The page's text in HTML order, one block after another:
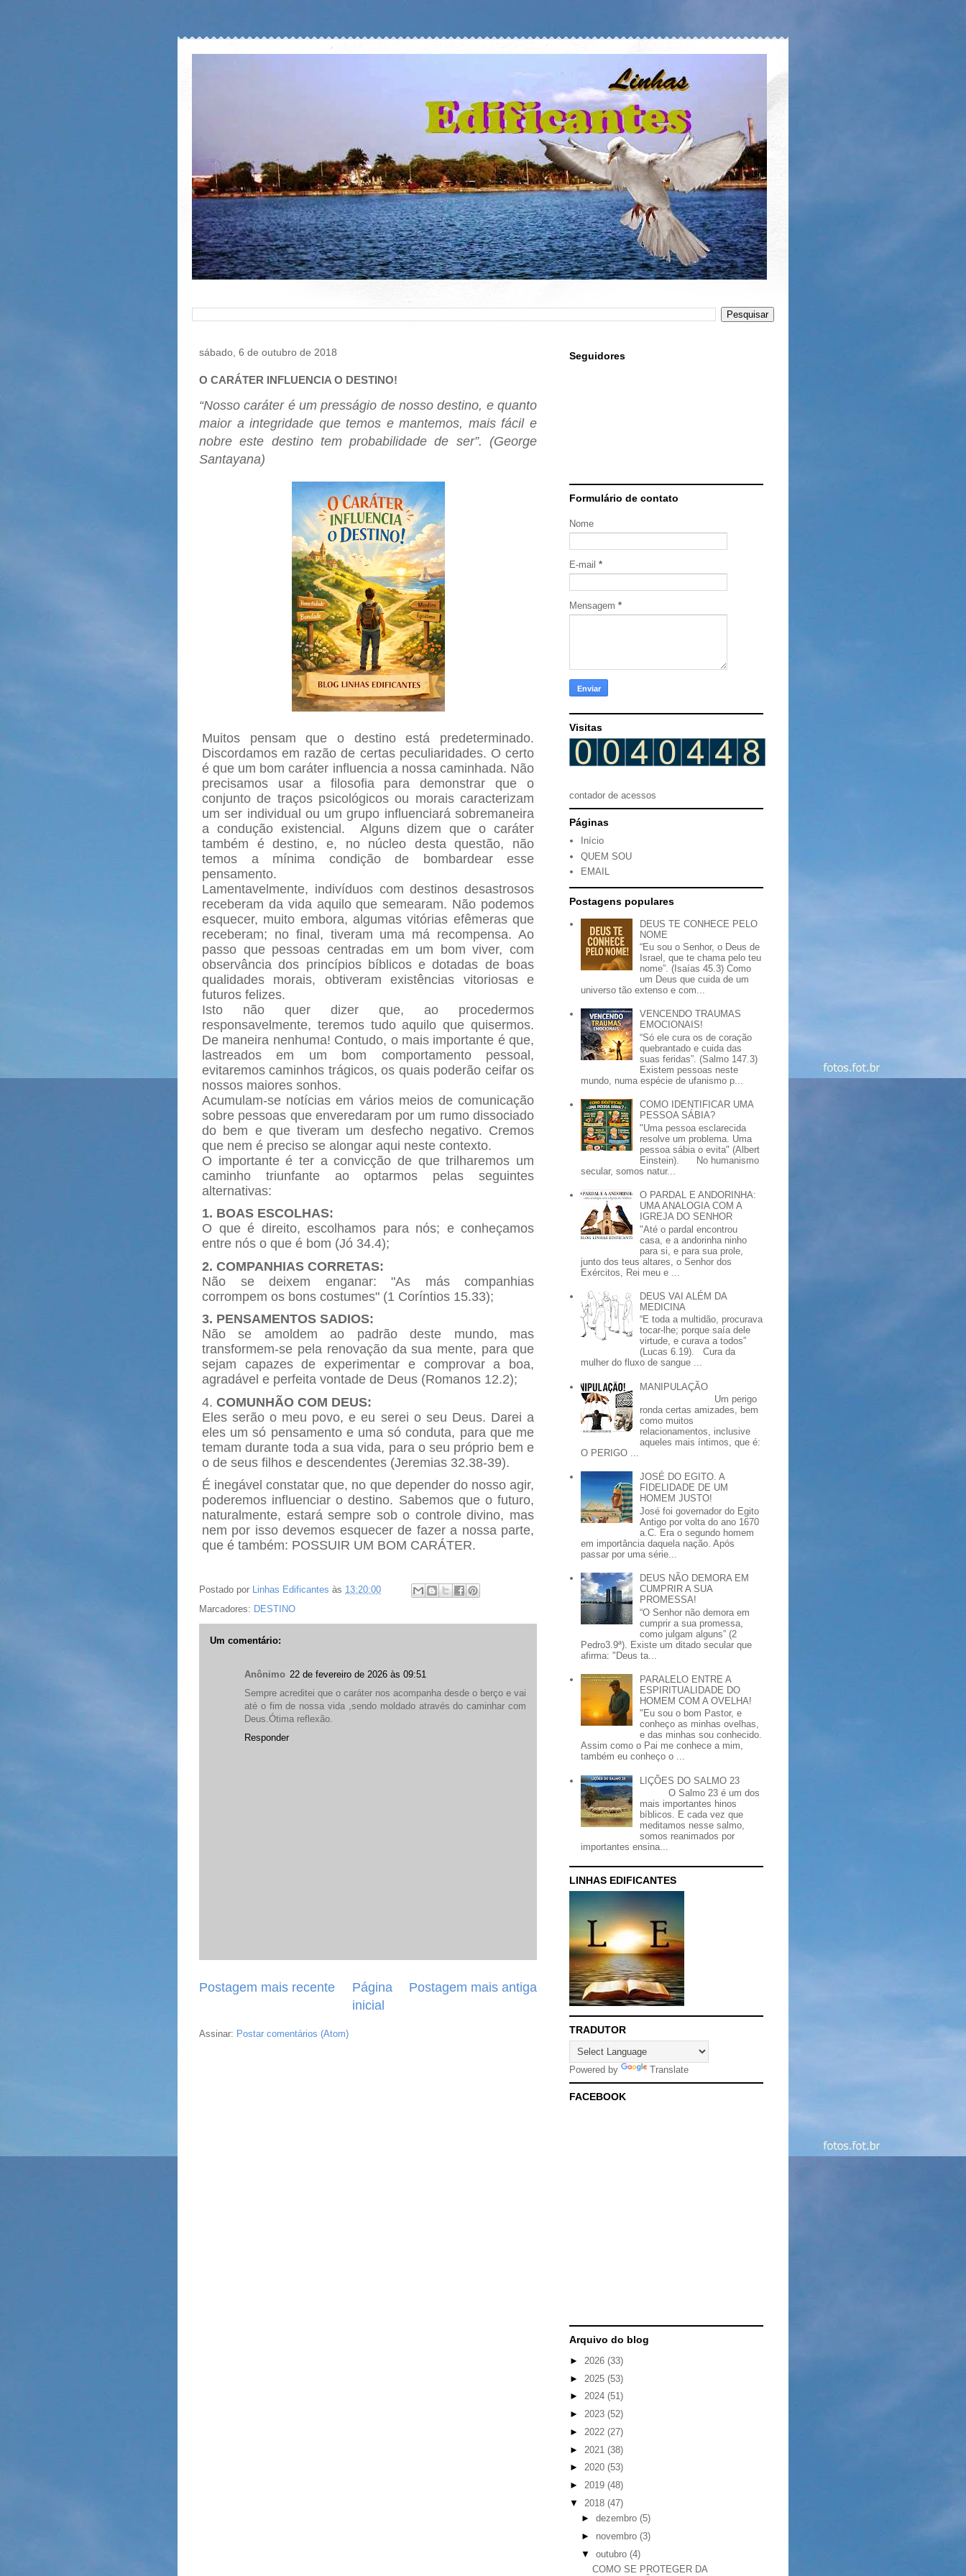
sábado, 6 de outubro de 2018
O CARÁTER INFLUENCIA O DESTINO!
“Nosso caráter é um presságio de nosso destino, e quanto
maior a integridade que temos e mantemos, mais fácil e
nobre este destino tem probabilidade de ser”. (George
Santayana)
Muitos pensam que o destino está predeterminado.
Discordamos em razão de certas peculiaridades. O certo
é que um bom caráter influencia a nossa caminhada. Não
precisamos usar a filosofia para demonstrar que o
conjunto de traços psicológicos ou morais caracterizam
um ser individual ou um grupo influenciará sobremaneira
a condução existencial. Alguns dizem que o caráter
também é destino, e, no núcleo desta questão, não
temos a mínima condição de bombardear esse
pensamento.
Lamentavelmente, indivíduos com destinos desastrosos
receberam da vida aquilo que semearam. Não podemos
esquecer, muito embora, algumas vitórias efêmeras que
receberam; no final, tiveram uma má recompensa. Ao
passo que pessoas centradas em um bom viver, com
observância dos princípios bíblicos e dotadas de boas
qualidades morais, obtiveram existências vitoriosas e
futuros felizes.
Isto não quer dizer que, ao procedermos
responsavelmente, teremos tudo aquilo que quisermos.
De maneira nenhuma! Contudo, o mais importante é que,
lastreados em um bom comportamento pessoal,
evitaremos caminhos trágicos, os quais poderão ceifar os
nossos maiores sonhos.
Acumulam-se notícias em vários meios de comunicação
sobre pessoas que enveredaram por um rumo dissociado
do bem e que tiveram um desfecho negativo. Cremos
que nem é preciso se alongar aqui neste contexto.
O importante é ter a convicção de que trilharemos um
caminho triunfante ao optarmos pelas seguintes
alternativas:
1. BOAS ESCOLHAS:
O que é direito, escolhamos para nós; e conheçamos
entre nós o que é bom (Jó 34.4);
2. COMPANHIAS CORRETAS:
Não se deixem enganar: "As más companhias
corrompem os bons costumes" (1 Coríntios 15.33);
3. PENSAMENTOS SADIOS:
Não se amoldem ao padrão deste mundo, mas
transformem-se pela renovação da sua mente, para que
sejam capazes de experimentar e comprovar a boa,
agradável e perfeita vontade de Deus (Romanos 12.2);
4. COMUNHÃO COM DEUS:
Eles serão o meu povo, e eu serei o seu Deus. Darei a
eles um só pensamento e uma só conduta, para que me
temam durante toda a sua vida, para o seu próprio bem e
o de seus filhos e descendentes (Jeremias 32.38-39).
É inegável constatar que, no que depender do nosso agir,
poderemos influenciar o destino. Sabemos que o futuro,
naturalmente, estará sempre sob o controle divino, mas
nem por isso devemos esquecer de fazer a nossa parte,
que é também: POSSUIR UM BOM CARÁTER.
Postado por Linhas Edificantes às 13:20:00
Marcadores: DESTINO
Um comentário:
Anônimo 22 de fevereiro de 2026 às 09:51
Sempre acreditei que o caráter nos acompanha desde o berço e vai
até o fim de nossa vida ,sendo moldado através do caminhar com
Deus.Ótima reflexão.
Responder
Postagem mais recente Postagem mais antiga
Página
inicial
Assinar: Postar comentários (Atom)
Seguidores
Formulário de contato
Nome
E-mail *
Mensagem *
Visitas
contador de acessos
Páginas
Início
QUEM SOU
EMAIL
Postagens populares
DEUS TE CONHECE PELO
NOME
“Eu sou o Senhor, o Deus de
Israel, que te chama pelo teu
nome”. (Isaías 45.3) Como
um Deus que cuida de um
universo tão extenso e com...
VENCENDO TRAUMAS
EMOCIONAIS!
“Só ele cura os de coração
quebrantado e cuida das
suas feridas”. (Salmo 147.3)
Existem pessoas neste
mundo, numa espécie de ufanismo p...
COMO IDENTIFICAR UMA
PESSOA SÁBIA?
"Uma pessoa esclarecida
resolve um problema. Uma
pessoa sábia o evita" (Albert
Einstein). No humanismo
secular, somos natur...
O PARDAL E ANDORINHA:
UMA ANALOGIA COM A
IGREJA DO SENHOR
"Até o pardal encontrou
casa, e a andorinha ninho
para si, e para sua prole,
junto dos teus altares, o Senhor dos
Exércitos, Rei meu e ...
DEUS VAI ALÉM DA
MEDICINA
“E toda a multidão, procurava
tocar-lhe; porque saía dele
virtude, e curava a todos”
(Lucas 6.19). Cura da
mulher do fluxo de sangue ...
MANIPULAÇÃO
Um perigo
ronda certas amizades, bem
como muitos
relacionamentos, inclusive
aqueles mais íntimos, que é:
O PERIGO ...
JOSÉ DO EGITO. A
FIDELIDADE DE UM
HOMEM JUSTO!
José foi governador do Egito
Antigo por volta do ano 1670
a.C. Era o segundo homem
em importância daquela nação. Após
passar por uma série...
DEUS NÃO DEMORA EM
CUMPRIR A SUA
PROMESSA!
“O Senhor não demora em
cumprir a sua promessa,
como julgam alguns” (2
Pedro3.9ª). Existe um ditado secular que
afirma: "Deus ta...
PARALELO ENTRE A
ESPIRITUALIDADE DO
HOMEM COM A OVELHA!
"Eu sou o bom Pastor, e
conheço as minhas ovelhas,
e das minhas sou conhecido.
Assim como o Pai me conhece a mim,
também eu conheço o ...
LIÇÕES DO SALMO 23
O Salmo 23 é um dos
mais importantes hinos
bíblicos. E cada vez que
meditamos nesse salmo,
somos reanimados por
importantes ensina...
LINHAS EDIFICANTES
TRADUTOR
Powered by Translate
FACEBOOK
Arquivo do blog
► 2026 (33)
► 2025 (53)
► 2024 (51)
► 2023 (52)
► 2022 (27)
► 2021 (38)
► 2020 (53)
► 2019 (48)
▼ 2018 (47)
► dezembro (5)
► novembro (3)
▼ outubro (4)
COMO SE PROTEGER DA